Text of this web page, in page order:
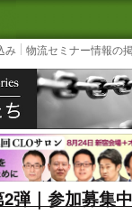
ュースサイト
3PL, SCMなど
み 物流セミナー情報の
弾｜参加募集中